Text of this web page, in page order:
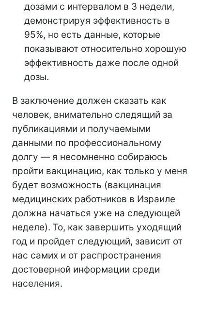
дозами с интервалом в 3 недели,
демонстрируя эффективность в
95%, но есть данные, которые
показывают относительно хорошую
эффективность даже после одной
дозы.
В заключение должен сказать как
человек, внимательно следящий за
публикациями и получаемыми
данными по профессиональному
долгу — я несомненно собираюсь
пройти вакцинацию, как только у меня
будет возможность (вакцинация
медицинских работников в Израиле
должна начаться уже на следующей
неделе). То, как завершить уходящий
год и пройдет следующий, зависит от
нас самих и от распространения
достоверной информации среди
населения.